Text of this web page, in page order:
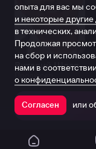
Виталий Шляппо
Продюсер
опыта для вас мы
и некоторые
в технических,
Продолжая
на сбор и
нами в
о
Согласен или